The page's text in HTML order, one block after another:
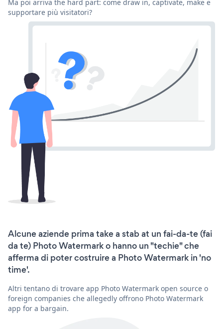
Ma poi arriva the hard part: come draw in, captivate, make e
supportare più visitatori?
Alcune aziende prima take a stab at un fai-da-te (fai
da te) Photo Watermark o hanno un "techie" che
afferma di poter costruire a Photo Watermark in 'no
time'.
Altri tentano di trovare app Photo Watermark open source o
foreign companies che allegedly offrono Photo Watermark
app for a bargain.